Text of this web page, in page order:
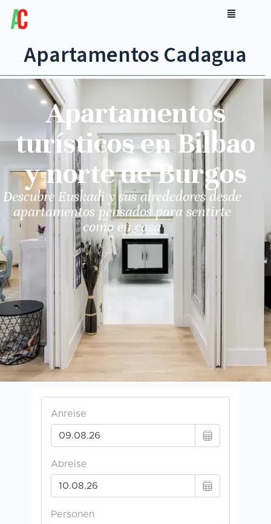
Apartamentos Cadagua
Apartamentos
turísticos en Bilbao
y norte de Burgos
Descubre Euskadi y sus alrededores desde
apartamentos pensados para sentirte
como en casa